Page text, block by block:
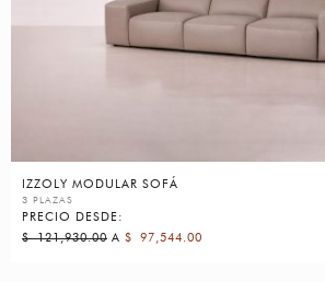
IZZOLY MODULAR SOFÁ
3 PLAZAS
PRECIO DESDE:
$121,930.00 A $ 97,544.00